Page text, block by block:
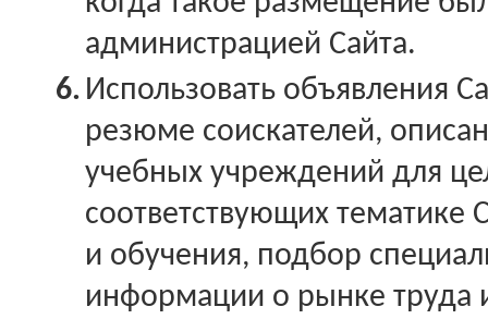
администрацией Сайта.
6. Использовать объявления
резюме соискателей,
учебных учреждений для
соответствующих тематике
и обучения, подбор
информации о рынке труда